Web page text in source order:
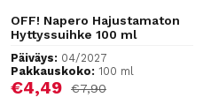
OFF! Napero Hajustamaton
Hyttyssuihke 100 ml
Päiväys: 04/2027
Pakkauskoko: 100 ml
Alennushinta
€4,49 Normaalihinta
€7,90